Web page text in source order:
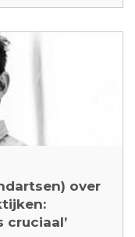
over
cruciaal’